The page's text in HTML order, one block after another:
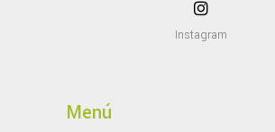
Instagram
Menú